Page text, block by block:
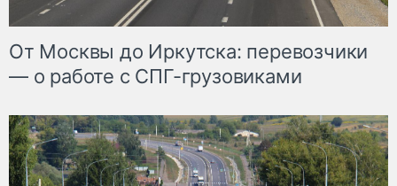
От Москвы до Иркутска: перевозчики
— о работе с СПГ-грузовиками